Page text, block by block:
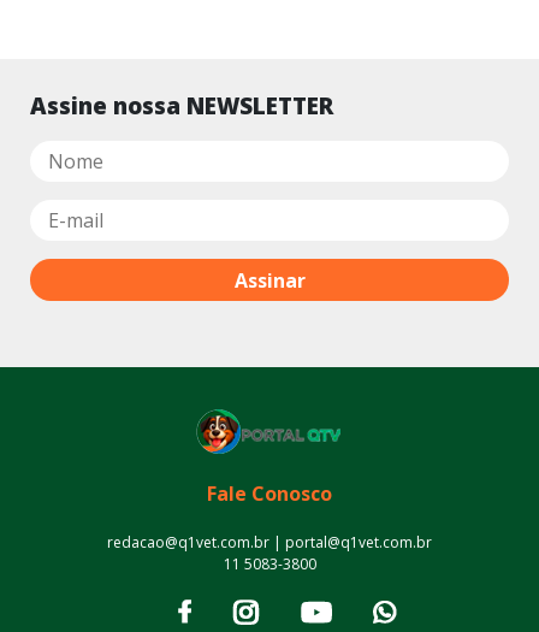
Assine nossa NEWSLETTER
Fale Conosco
redacao@q1vet.com.br | portal@q1vet.com.br
11 5083-3800